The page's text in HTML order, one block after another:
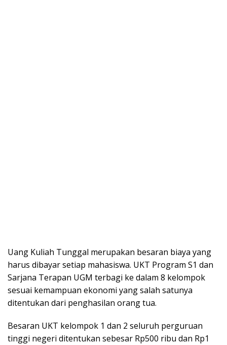
Uang Kuliah Tunggal merupakan besaran biaya yang
harus dibayar setiap mahasiswa. UKT Program S1 dan
Sarjana Terapan UGM terbagi ke dalam 8 kelompok
sesuai kemampuan ekonomi yang salah satunya
ditentukan dari penghasilan orang tua.
Besaran UKT kelompok 1 dan 2 seluruh perguruan
tinggi negeri ditentukan sebesar Rp500 ribu dan Rp1